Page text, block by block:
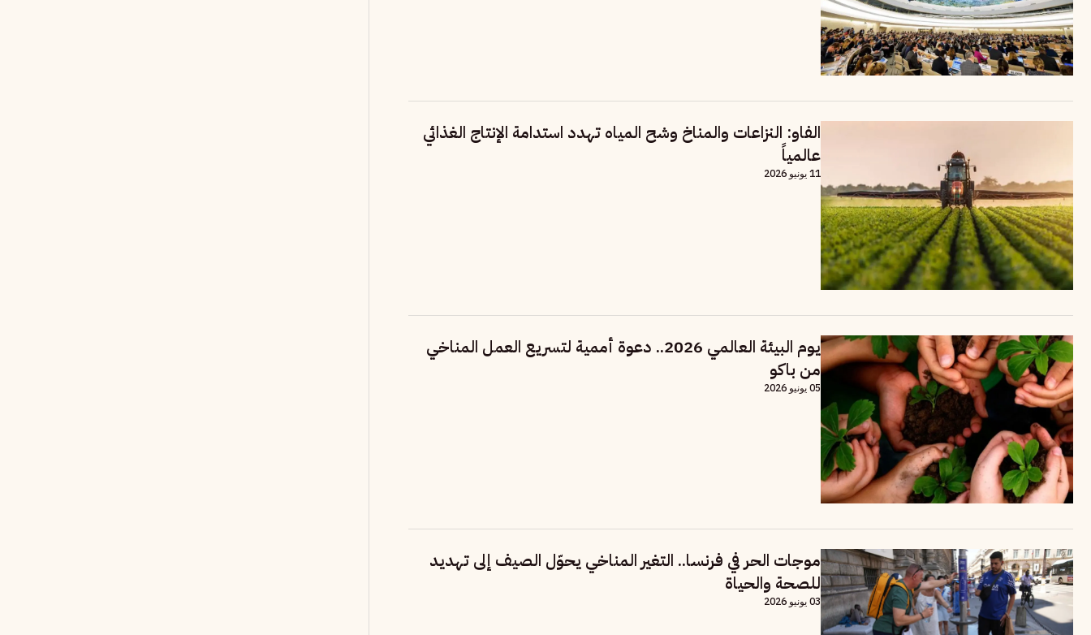
الفاو: النزاعات والمناخ وشح المياه تهدد استدامة الإنتاج الغذائي
عالمياً
11 يونيو 2026
يوم البيئة العالمي 2026.. دعوة أممية لتسريع العمل المناخي
من باكو
05 يونيو 2026
موجات الحر في فرنسا.. التغير المناخي يحوّل الصيف إلى تهديد
للصحة والحياة
03 يونيو 2026